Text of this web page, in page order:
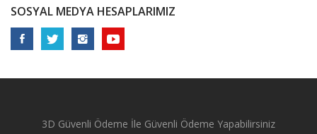
SOSYAL MEDYA HESAPLARIMIZ
3D Güvenli Ödeme İle Güvenli Ödeme Yapabilirsiniz